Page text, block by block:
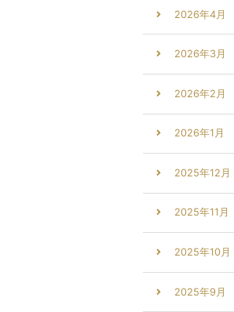
2026年4月
2026年3月
2026年2月
2026年1月
2025年12月
2025年11月
2025年10月
2025年9月